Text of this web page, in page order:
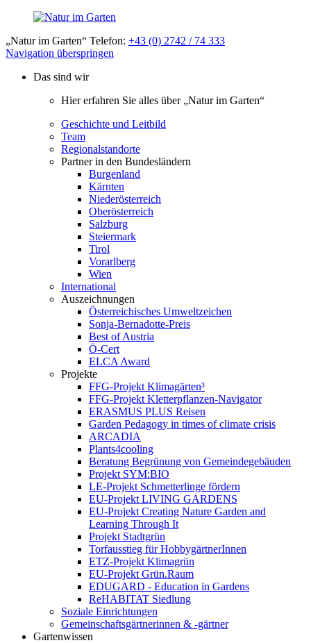
„Natur im Garten“ Telefon: +43 (0) 2742 / 74 333
Navigation überspringen
Das sind wir
Hier erfahren Sie alles über „Natur im Garten“
Geschichte und Leitbild
Team
Regionalstandorte
Partner in den Bundesländern
Burgenland
Kärnten
Niederösterreich
Oberösterreich
Salzburg
Steiermark
Tirol
Vorarlberg
Wien
International
Auszeichnungen
Österreichisches Umweltzeichen
Sonja-Bernadotte-Preis
Best of Austria
Ö-Cert
ELCA Award
Projekte
FFG-Projekt Klimagärten³
FFG-Projekt Kletterpflanzen-Navigator
ERASMUS PLUS Reisen
Garden Pedagogy in times of climate crisis
ARCADIA
Plants4cooling
Beratung Begrünung von Gemeindegebäuden
Projekt SYM:BIO
LE-Projekt Schmetterlinge fördern
EU-Projekt LIVING GARDENS
EU-Projekt Creating Nature Garden and
Learning Through It
Projekt Stadtgrün
Torfausstieg für HobbygärtnerInnen
ETZ-Projekt Klimagrün
EU-Projekt Grün.Raum
EDUGARD - Education in Gardens
ReHABITAT Siedlung
Soziale Einrichtungen
Gemeinschaftsgärtnerinnen & -gärtner
Gartenwissen